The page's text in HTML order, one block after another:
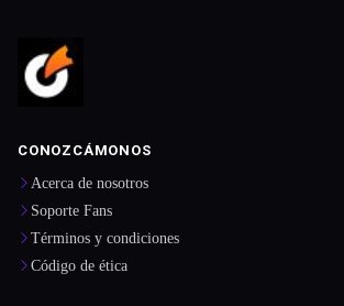
CONOZCÁMONOS
Acerca de nosotros
Soporte Fans
Términos y condiciones
Código de ética